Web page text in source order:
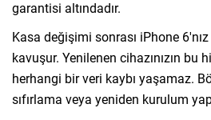
garantisi altındadır.
Kasa değişimi sonrası iPhone
kavuşur. Yenilenen cihazınızın bu
herhangi bir veri kaybı yaşamaz.
sıfırlama veya yeniden kurulum